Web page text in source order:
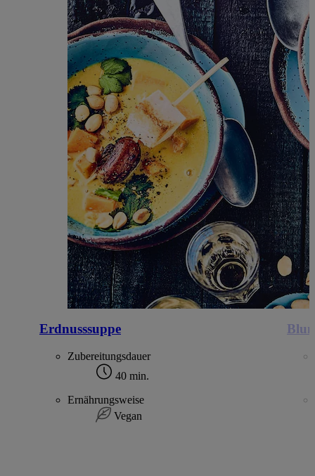
Erdnusssuppe
Zubereitungsdauer
40 min.
Ernährungsweise
Vegan